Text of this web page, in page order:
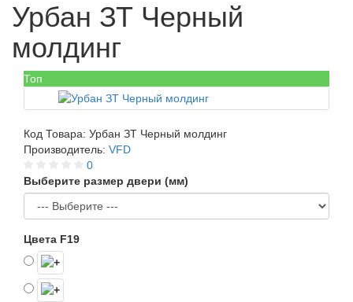
Урбан ЗТ Черный
молдинг
Топ
Код Товара: Урбан ЗТ Черный молдинг
Производитель: VFD
0
Выберите размер двери (мм)
Цвета F19